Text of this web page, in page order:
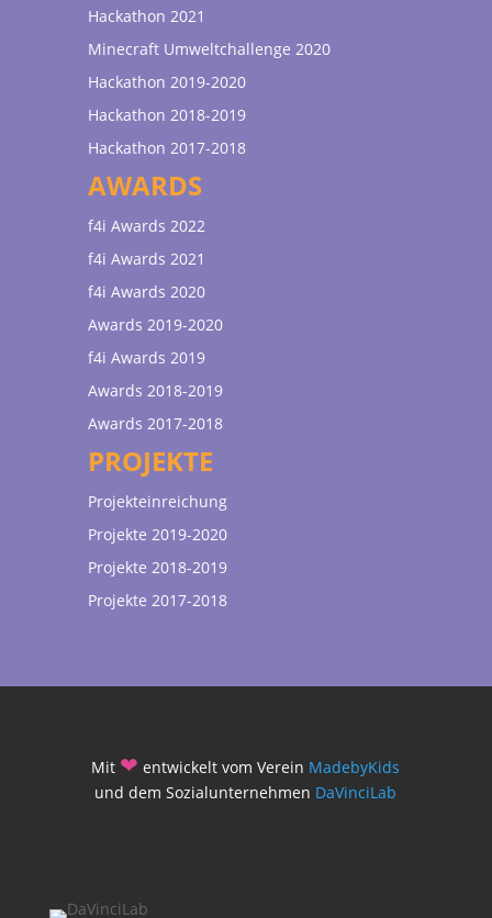
Hackathon 2021
Minecraft Umweltchallenge 2020
Hackathon 2019-2020
Hackathon 2018-2019
Hackathon 2017-2018
AWARDS
f4i Awards 2022
f4i Awards 2021
f4i Awards 2020
Awards 2019-2020
f4i Awards 2019
Awards 2018-2019
Awards 2017-2018
PROJEKTE
Projekteinreichung
Projekte 2019-2020
Projekte 2018-2019
Projekte 2017-2018
Mit ❤ entwickelt vom Verein MadebyKids
und dem Sozialunternehmen DaVinciLab